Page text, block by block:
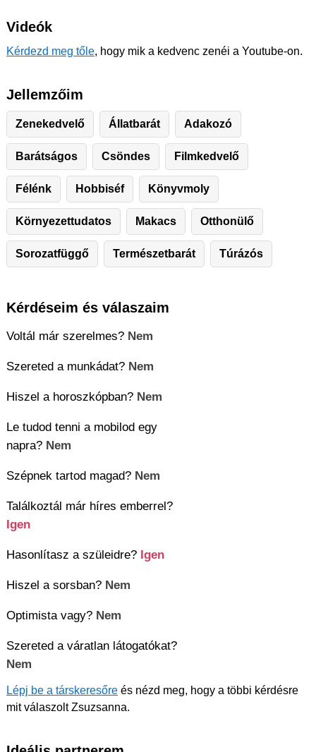
Videók
Kérdezd meg tőle, hogy mik a kedvenc zenéi a Youtube-on.
Jellemzőim
Zenekedvelő Állatbarát Adakozó
Barátságos Csöndes Filmkedvelő
Félénk Hobbiséf Könyvmoly
Környezettudatos Makacs Otthonülő
Sorozatfüggő Természetbarát Túrázós
Kérdéseim és válaszaim
Voltál már szerelmes? Nem
Szereted a munkádat? Nem
Hiszel a horoszkópban? Nem
Le tudod tenni a mobilod egy
napra? Nem
Szépnek tartod magad? Nem
Találkoztál már híres emberrel?
Igen
Hasonlítasz a szüleidre? Igen
Hiszel a sorsban? Nem
Optimista vagy? Nem
Szereted a váratlan látogatókat?
Nem
Lépj be a társkeresőre és nézd meg, hogy a többi kérdésre
mit válaszolt Zsuzsanna.